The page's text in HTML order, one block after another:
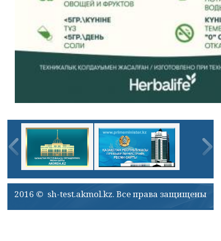
2016 © sh-test.akmol.kz. Все права защищены